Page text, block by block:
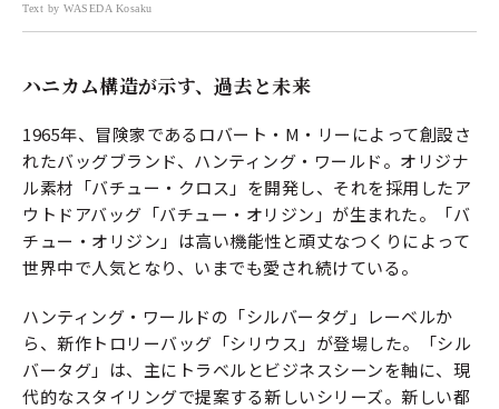
Text by WASEDA Kosaku
ハニカム構造が示す、過去と未来
1965年、冒険家であるロバート・M・リーによって創設さ
れたバッグブランド、ハンティング・ワールド。オリジナ
ル素材「バチュー・クロス」を開発し、それを採用したア
ウトドアバッグ「バチュー・オリジン」が生まれた。「バ
チュー・オリジン」は高い機能性と頑丈なつくりによって
世界中で人気となり、いまでも愛され続けている。
ハンティング・ワールドの「シルバータグ」レーベルか
ら、新作トロリーバッグ「シリウス」が登場した。「シル
バータグ」は、主にトラベルとビジネスシーンを軸に、現
代的なスタイリングで提案する新しいシリーズ。新しい都